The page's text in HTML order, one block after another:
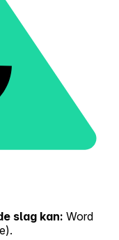
slag kan: Word